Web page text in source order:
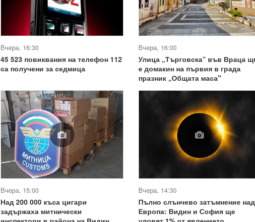
Вчера, 16:30
45 523 повиквания на телефон 112
са получени за седмица
Вчера, 16:00
Улица „Търговска“ във Враца
е домакин на първия в града
празник „Общата маса"
Вчера, 15:00
Над 200 000 къса цигари
задържаха митнически
Вчера, 14:30
Пълно слънчево затъмнение над
Европа: Видин и София ще